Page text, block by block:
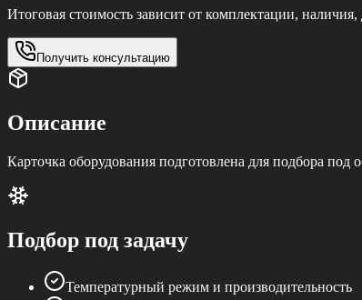
Итоговая стоимость зависит от комплектации,
Получить консультацию
Описание
Карточка оборудования подготовлена для подбора
Подбор под задачу
Температурный режим и производительность